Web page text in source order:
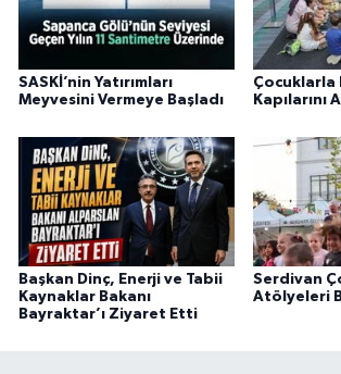
SASKİ’nin Yatırımları
Meyvesini Vermeye Başladı
Çocuklarla
Kapılarını
Başkan Dinç, Enerji ve Tabii
Kaynaklar Bakanı
Bayraktar’ı Ziyaret Etti
Serdivan
Atölyeleri